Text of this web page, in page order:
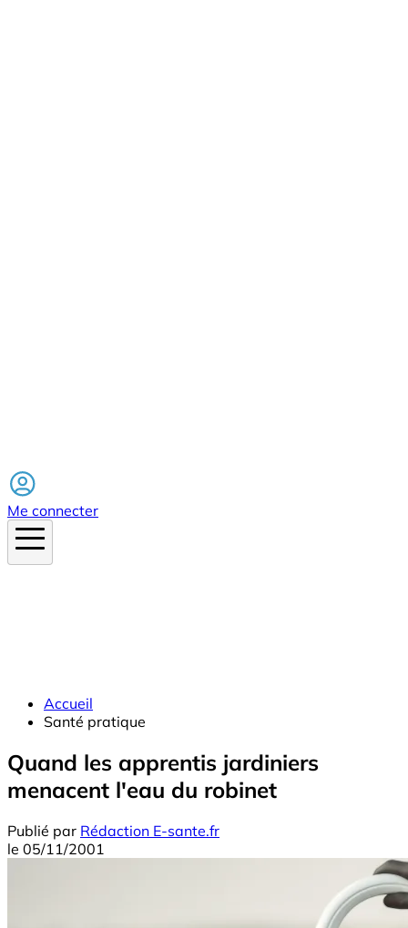
Me connecter
Accueil
Santé pratique
Quand les apprentis jardiniers
menacent l'eau du robinet
Publié par Rédaction E-sante.fr
le 05/11/2001